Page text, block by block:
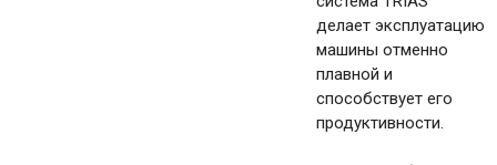
делает эксплуатацию
машины отменно
плавной и
способствует его
продуктивности.